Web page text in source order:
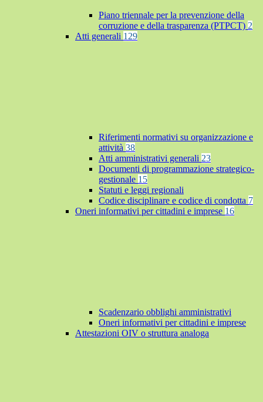
Piano triennale per la prevenzione della
corruzione e della trasparenza (PTPCT) 2
Atti generali 129
Riferimenti normativi su organizzazione e
attività 38
Atti amministrativi generali 23
Documenti di programmazione strategico-
gestionale 15
Statuti e leggi regionali
Codice disciplinare e codice di condotta 7
Oneri informativi per cittadini e imprese 16
Scadenzario obblighi amministrativi
Oneri informativi per cittadini e imprese
Attestazioni OIV o struttura analoga